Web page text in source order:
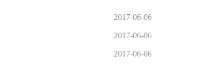
2017-06-06
2017-06-06
2017-06-06